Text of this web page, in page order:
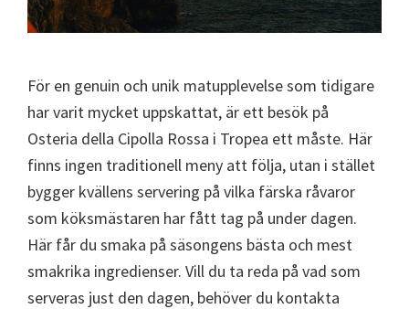
För en genuin och unik matupplevelse som tidigare
har varit mycket uppskattat, är ett besök på
Osteria della Cipolla Rossa i Tropea ett måste. Här
finns ingen traditionell meny att följa, utan i stället
bygger kvällens servering på vilka färska råvaror
som köksmästaren har fått tag på under dagen.
Här får du smaka på säsongens bästa och mest
smakrika ingredienser. Vill du ta reda på vad som
serveras just den dagen, behöver du kontakta